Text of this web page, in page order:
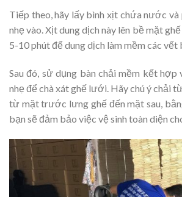
Tiếp theo, hãy lấy bình xịt chứa nước và
nhẹ vào. Xịt dung dịch này lên bề mặt
5-10 phút để dung dịch làm mềm các vết
Sau đó, sử dụng bàn chải mềm kết
nhẹ để chà xát ghế lưới. Hãy chú ý chải
từ mặt trước lưng ghế đến mặt sau,
bạn sẽ đảm bảo việc vệ sinh toàn diện